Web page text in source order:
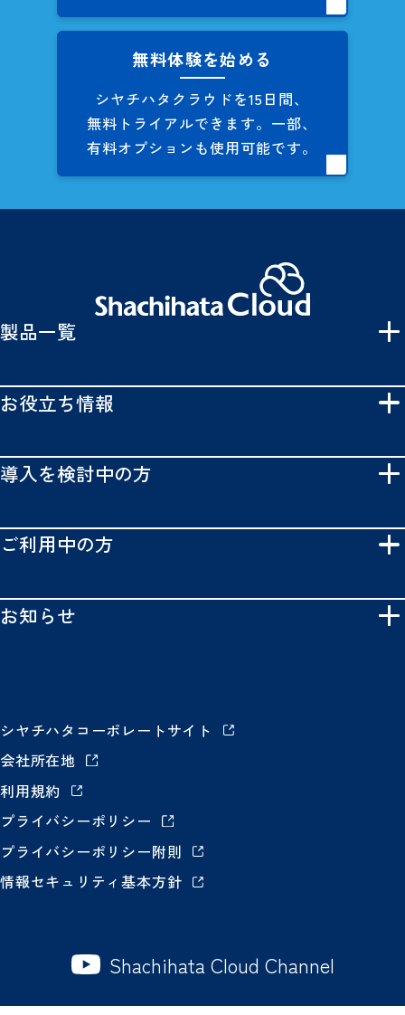
無料体験を始める
シヤチハタクラウドを15日間、
無料トライアルできます。 一部、
有料オプションも使用可能です。
製品一覧
お役立ち情報
導入を検討中の方
ご利用中の方
お知らせ
シヤチハタコーポレートサイト
会社所在地
利用規約
プライバシーポリシー
プライバシーポリシー附則
情報セキュリティ基本方針
Shachihata Cloud Channel